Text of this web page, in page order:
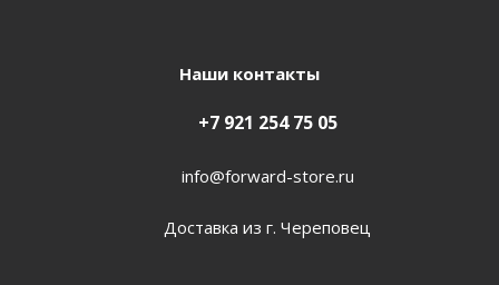
Наши контакты
+7 921 254 75 05
info@forward-store.ru
Доставка из г. Череповец